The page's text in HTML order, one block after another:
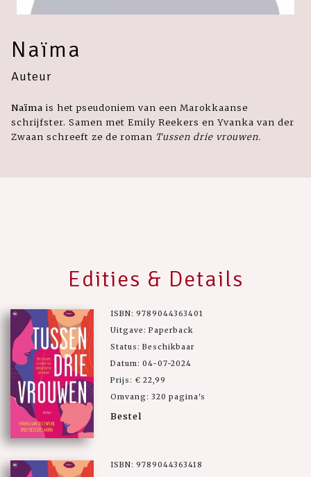
Naïma
Auteur
Naïma is het pseudoniem van een Marokkaanse
schrijfster. Samen met Emily Reekers en Yvanka van der
Zwaan schreeft ze de roman Tussen drie vrouwen.
Edities & Details
ISBN: 9789044363401
Uitgave: Paperback
Status: Beschikbaar
Datum: 04-07-2024
Prijs: € 22,99
Omvang: 320 pagina's
Bestel
ISBN: 9789044363418